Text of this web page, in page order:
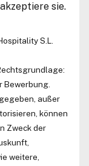
sie.
S.L.
Bewerbung.
außer
können
Zweck der
weitere,